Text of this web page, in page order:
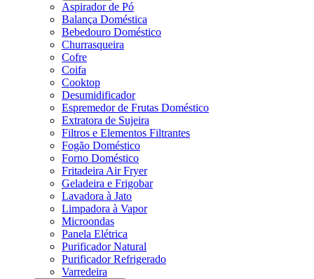
Aspirador de Pó
Balança Doméstica
Bebedouro Doméstico
Churrasqueira
Cofre
Coifa
Cooktop
Desumidificador
Espremedor de Frutas Doméstico
Extratora de Sujeira
Filtros e Elementos Filtrantes
Fogão Doméstico
Forno Doméstico
Fritadeira Air Fryer
Geladeira e Frigobar
Lavadora à Jato
Limpadora à Vapor
Microondas
Panela Elétrica
Purificador Natural
Purificador Refrigerado
Varredeira